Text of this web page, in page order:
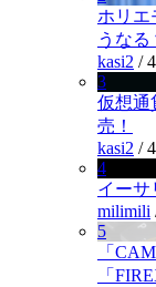
ホリエ
うなる
kasi2 /
3
仮想通
売！
kasi2 /
4
イーサ
milimili
5
「
「